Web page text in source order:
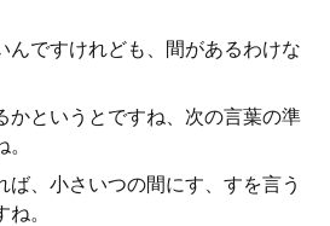
んですけれども、間があるわけな
かというとですね、次の言葉の準
ば、小さいつの間にす、すを言う
。